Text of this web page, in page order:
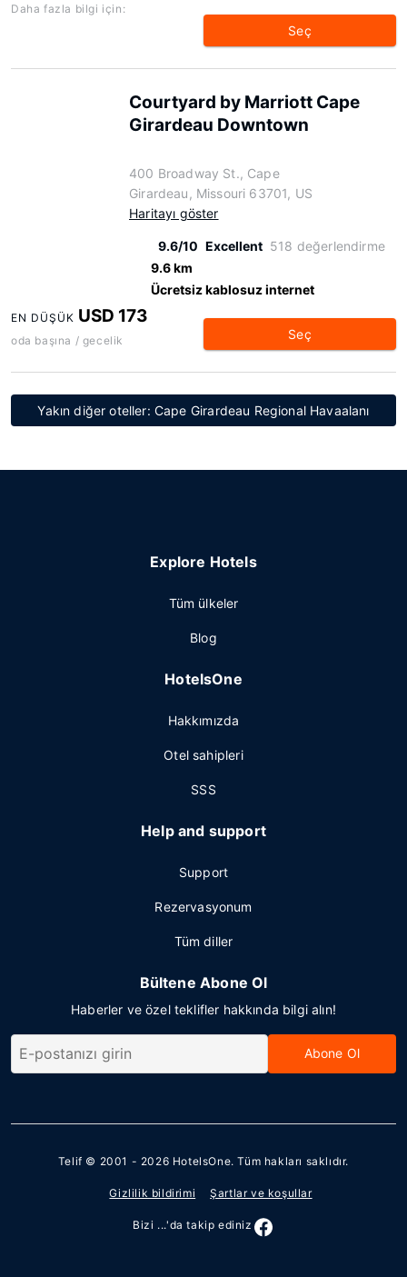
Daha fazla bilgi için:
Seç
Courtyard by Marriott Cape
Girardeau Downtown
400 Broadway St., Cape
Girardeau, Missouri 63701, US
Haritayı göster
9.6/10 Excellent 518 değerlendirme
9.6 km
Ücretsiz kablosuz internet
EN DÜŞÜK USD 173
oda başına / gecelik Seç
Yakın diğer oteller: Cape Girardeau Regional Havaalanı
Explore Hotels
Tüm ülkeler
Blog
HotelsOne
Hakkımızda
Otel sahipleri
SSS
Help and support
Support
Rezervasyonum
Tüm diller
Bültene Abone Ol
Haberler ve özel teklifler hakkında bilgi alın!
Abone Ol
Telif © 2001 - 2026 HotelsOne. Tüm hakları saklıdır.
Gizlilik bildirimi Şartlar ve koşullar
Bizi ...'da takip ediniz